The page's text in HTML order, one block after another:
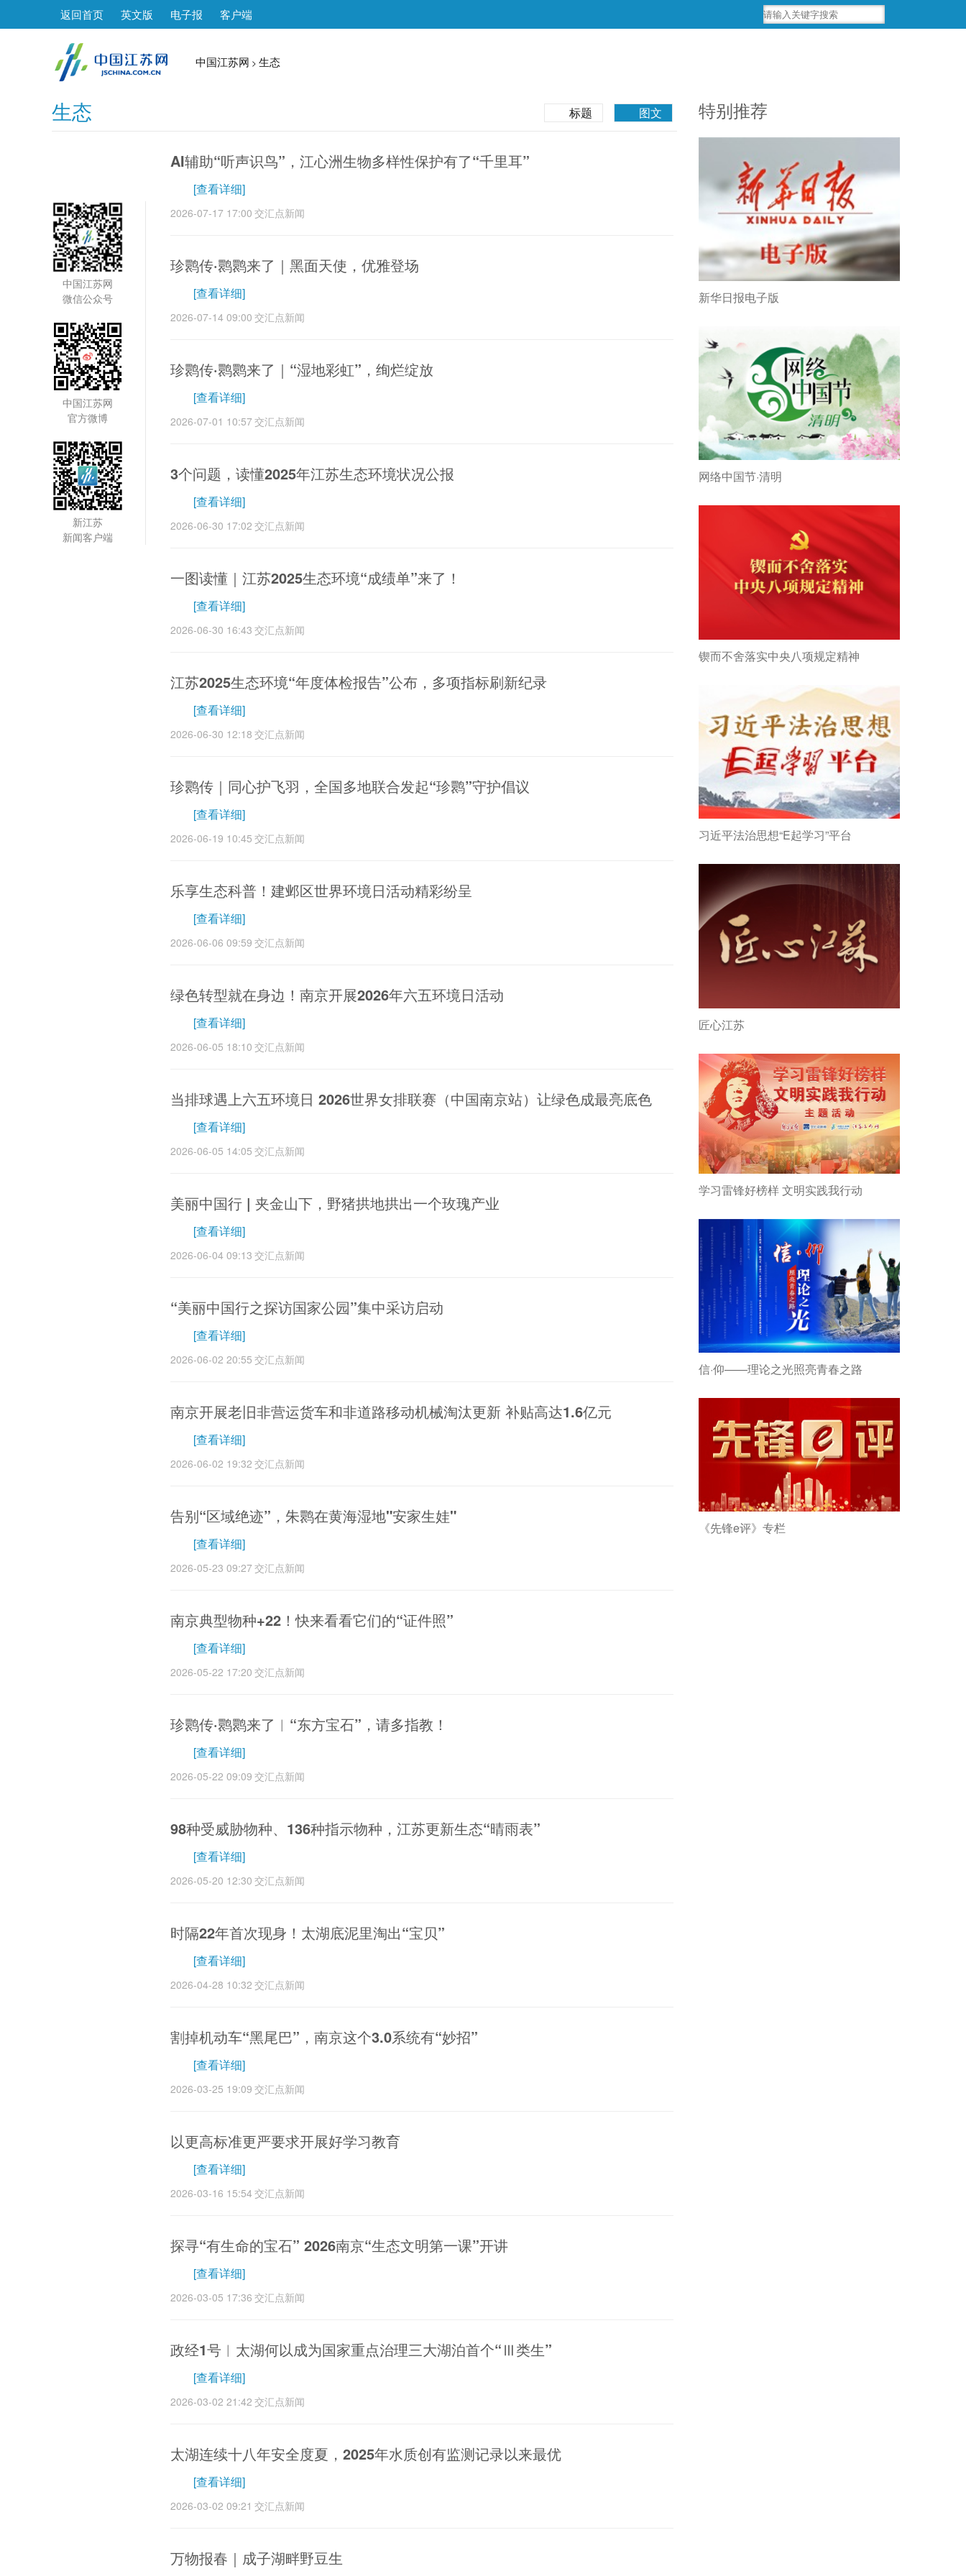
返回首页 英文版 电子报 客户端
中国江苏网 > 生态
生态 标题 图文
中国江苏网
微信公众号
中国江苏网
官方微博
新江苏
新闻客户端
AI辅助“听声识鸟”，江心洲生物多样性保护有了“千里耳”
[查看详细]
2026-07-17 17:00 交汇点新闻
珍鹮传·鹮鹮来了｜黑面天使，优雅登场
[查看详细]
2026-07-14 09:00 交汇点新闻
珍鹮传·鹮鹮来了｜“湿地彩虹”，绚烂绽放
[查看详细]
2026-07-01 10:57交汇点新闻
3个问题，读懂2025年江苏生态环境状况公报
[查看详细]
2026-06-30 17:02 交汇点新闻
一图读懂｜江苏2025生态环境“成绩单”来了！
[查看详细]
2026-06-30 16:43 交汇点新闻
江苏2025生态环境“年度体检报告”公布，多项指标刷新纪录
[查看详细]
2026-06-30 12:18 交汇点新闻
珍鹮传｜同心护飞羽，全国多地联合发起“珍鹮”守护倡议
[查看详细]
2026-06-19 10:45 交汇点新闻
乐享生态科普！建邺区世界环境日活动精彩纷呈
[查看详细]
2026-06-06 09:59 交汇点新闻
绿色转型就在身边！南京开展2026年六五环境日活动
[查看详细]
2026-06-05 18:10 交汇点新闻
当排球遇上六五环境日 2026世界女排联赛（中国南京站）让绿色成最亮底色
[查看详细]
2026-06-05 14:05 交汇点新闻
美丽中国行 | 夹金山下，野猪拱地拱出一个玫瑰产业
[查看详细]
2026-06-04 09:13 交汇点新闻
“美丽中国行之探访国家公园”集中采访启动
[查看详细]
2026-06-02 20:55 交汇点新闻
南京开展老旧非营运货车和非道路移动机械淘汰更新 补贴高达1.6亿元
[查看详细]
2026-06-02 19:32 交汇点新闻
告别“区域绝迹”，朱鹮在黄海湿地"安家生娃"
[查看详细]
2026-05-23 09:27交汇点新闻
南京典型物种+22！快来看看它们的“证件照”
[查看详细]
2026-05-22 17:20 交汇点新闻
珍鹮传·鹮鹮来了︱“东方宝石”，请多指教！
[查看详细]
2026-05-22 09:09 交汇点新闻
98种受威胁物种、136种指示物种，江苏更新生态“晴雨表”
[查看详细]
2026-05-20 12:30 交汇点新闻
时隔22年首次现身！太湖底泥里淘出“宝贝”
[查看详细]
2026-04-28 10:32 交汇点新闻
割掉机动车“黑尾巴”，南京这个3.0系统有“妙招”
[查看详细]
2026-03-25 19:09 交汇点新闻
以更高标准更严要求开展好学习教育
[查看详细]
2026-03-16 15:54交汇点新闻
探寻“有生命的宝石” 2026南京“生态文明第一课”开讲
[查看详细]
2026-03-05 17:36 交汇点新闻
政经1号︱太湖何以成为国家重点治理三大湖泊首个“Ⅲ类生”
[查看详细]
2026-03-02 21:42 交汇点新闻
太湖连续十八年安全度夏，2025年水质创有监测记录以来最优
[查看详细]
2026-03-02 09:21 交汇点新闻
万物报春｜成子湖畔野豆生
特别推荐
新华日报电子版
网络中国节·清明
锲而不舍落实中央八项规定精神
习近平法治思想“E起学习”平台
匠心江苏
学习雷锋好榜样 文明实践我行动
信·仰——理论之光照亮青春之路
《先锋e评》专栏